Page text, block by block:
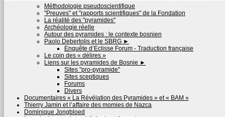
Méthodologie pseudoscientifique
"Preuves" et "rapports scientifiques" de la Fondation
La réalité des "pyramides"
Archéologie réelle
Autour des pyramides : le contexte bosnien
Paolo Debertolis et le SBRG ►
Enquête d’Eclisse Forum - Traduction française
Le coin des « délires »
Liens sur les pyramides de Bosnie ►
Sites "pro-pyramide"
Sites sceptiques
Forums
Divers
Documentaires « La Révélation des Pyramides » et « BAM »
Thierry Jamin et l’affaire des momies de Nazca
Dominique Jongbloed